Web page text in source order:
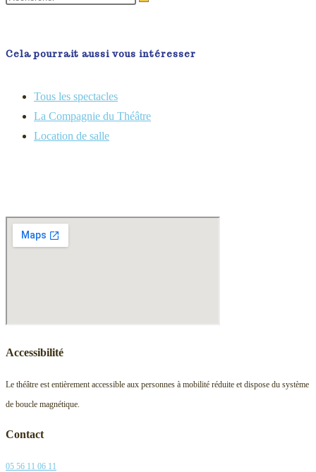
Cela pourrait aussi vous intéresser
Tous les spectacles
La Compagnie du Théâtre
Location de salle
Accessibilité
Le théâtre est entièrement accessible aux personnes à mobilité réduite et dispose du système
de boucle magnétique.
Contact
05 56 11 06 11